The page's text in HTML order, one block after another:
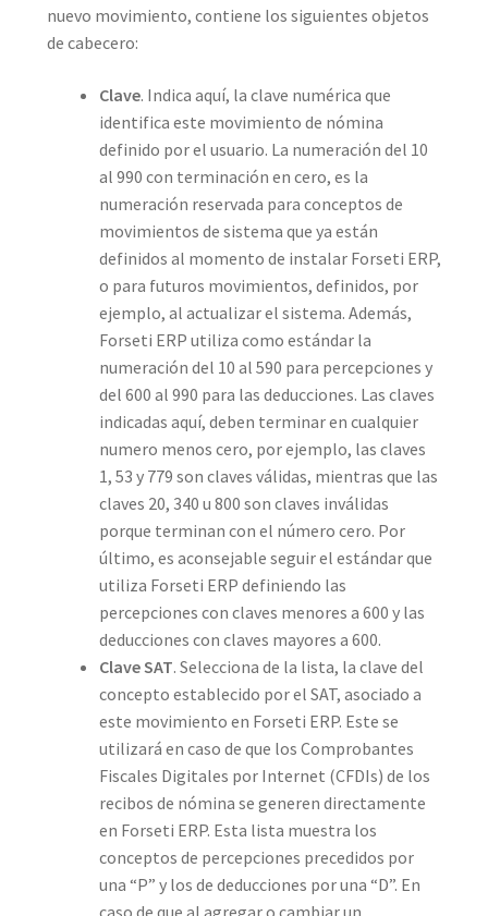
nuevo movimiento, contiene los siguientes objetos
de cabecero:
Clave. Indica aquí, la clave numérica que
identifica este movimiento de nómina
definido por el usuario. La numeración del 10
al 990 con terminación en cero, es la
numeración reservada para conceptos de
movimientos de sistema que ya están
definidos al momento de instalar Forseti ERP,
o para futuros movimientos, definidos, por
ejemplo, al actualizar el sistema. Además,
Forseti ERP utiliza como estándar la
numeración del 10 al 590 para percepciones y
del 600 al 990 para las deducciones. Las claves
indicadas aquí, deben terminar en cualquier
numero menos cero, por ejemplo, las claves
1, 53 y 779 son claves válidas, mientras que las
claves 20, 340 u 800 son claves inválidas
porque terminan con el número cero. Por
último, es aconsejable seguir el estándar que
utiliza Forseti ERP definiendo las
percepciones con claves menores a 600 y las
deducciones con claves mayores a 600.
Clave SAT. Selecciona de la lista, la clave del
concepto establecido por el SAT, asociado a
este movimiento en Forseti ERP. Este se
utilizará en caso de que los Comprobantes
Fiscales Digitales por Internet (CFDIs) de los
recibos de nómina se generen directamente
en Forseti ERP. Esta lista muestra los
conceptos de percepciones precedidos por
una “P” y los de deducciones por una “D”. En
caso de que al agregar o cambiar un